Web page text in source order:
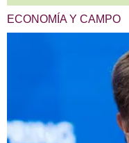
ECONOMÍA Y CAMPO